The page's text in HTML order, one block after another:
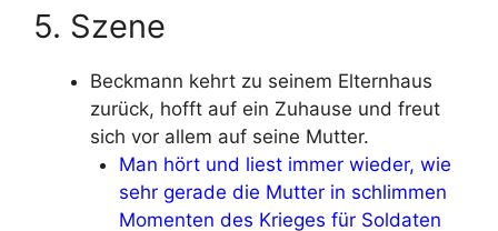
5. Szene
Beckmann kehrt zu seinem Elternhaus
zurück, hofft auf ein Zuhause und freut
sich vor allem auf seine Mutter.
Man hört und liest immer wieder, wie
sehr gerade die Mutter in schlimmen
Momenten des Krieges für Soldaten